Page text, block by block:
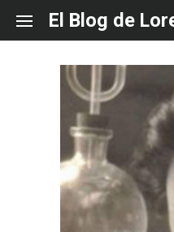
content
El Blog de